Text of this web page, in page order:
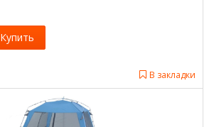
В закладки
Купить